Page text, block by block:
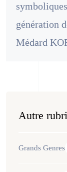
génération
Médard
Autre
Grands Genres